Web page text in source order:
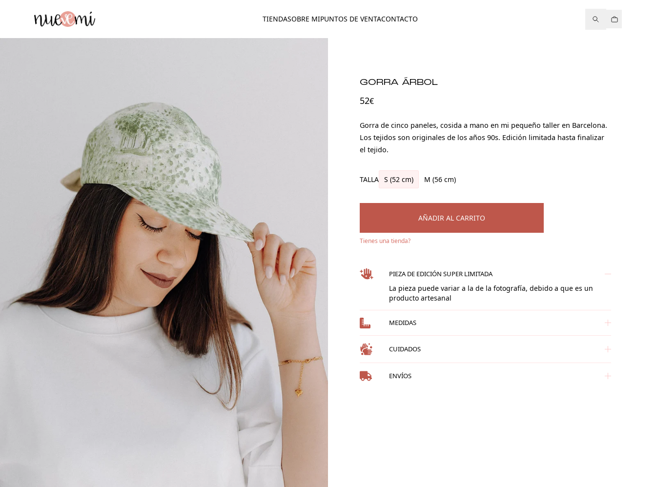
TIENDASOBRE MIPUNTOS DE VENTACONTACTO
GORRA ÁRBOL
52€
Gorra de cinco paneles, cosida a mano en mi pequeño taller en Barcelona.
Los tejidos son originales de los años 90s. Edición limitada hasta finalizar
el tejido.
TALLA S (52 cm) M (56 cm)
AÑADIR AL CARRITO
Tienes una tienda?
PIEZA DE EDICIÓN SUPER LIMITADA
La pieza puede variar a la de la fotografía, debido a que es un
producto artesanal
MEDIDAS
CUIDADOS
ENVÍOS